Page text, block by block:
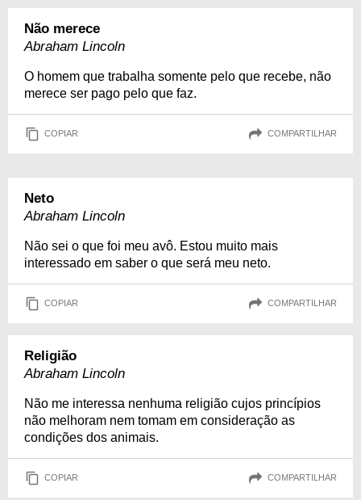
Não merece
Abraham Lincoln
O homem que trabalha somente pelo que recebe, não
merece ser pago pelo que faz.
COPIAR COMPARTILHAR
Neto
Abraham Lincoln
Não sei o que foi meu avô. Estou muito mais
interessado em saber o que será meu neto.
COPIAR COMPARTILHAR
Religião
Abraham Lincoln
Não me interessa nenhuma religião cujos princípios
não melhoram nem tomam em consideração as
condições dos animais.
COPIAR COMPARTILHAR